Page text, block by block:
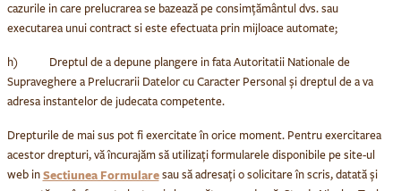
cazurile in care prelucrarea se bazează pe consimțământul dvs. sau
executarea unui contract si este efectuata prin mijloace automate;
h) Dreptul de a depune plangerein fata Autoritatii Nationale de
Supraveghere a Prelucrarii Datelor cu Caracter Personal șidreptul de a va
adresa instantelor de judecata competente.
Drepturile de mai sus pot fi exercitate în orice moment. Pentru exercitarea
acestor drepturi, vă încurajăm să utilizați formularele disponibile pe site-ul
web inSectiunea Formularesau să adresați o solicitare în scris, datată și